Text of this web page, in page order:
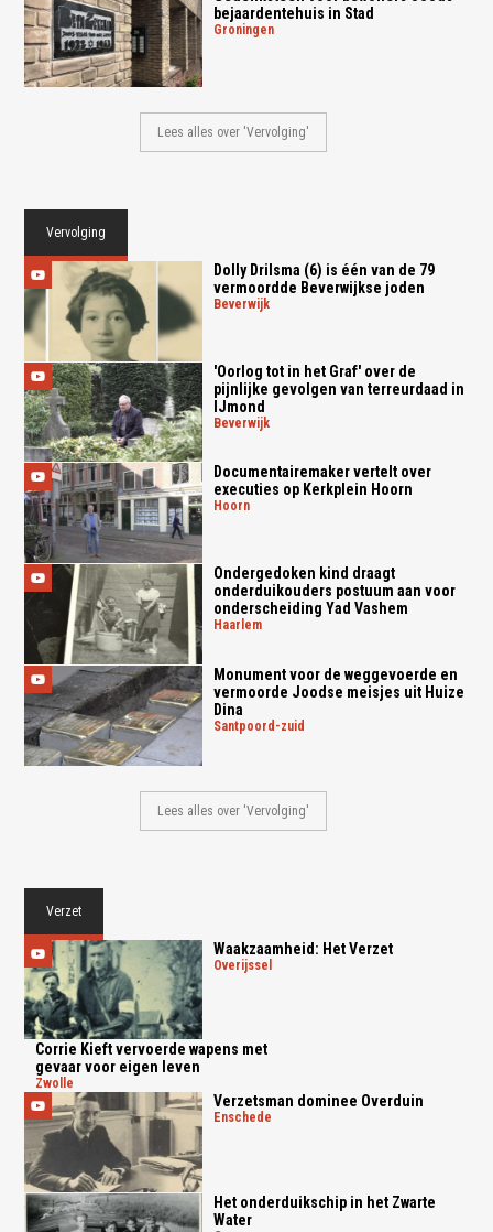
bejaardentehuis in Stad
groningen
Lees alles over 'Vervolging'
Vervolging
Dolly Drilsma (6) is één van de 79
vermoordde Beverwijkse joden
beverwijk
'Oorlog tot in het Graf' over de
pijnlijke gevolgen van terreurdaad in
IJmond
beverwijk
Documentairemaker vertelt over
executies op Kerkplein Hoorn
hoorn
Ondergedoken kind draagt
onderduikouders postuum aan voor
onderscheiding Yad Vashem
haarlem
Monument voor de weggevoerde en
vermoorde Joodse meisjes uit Huize
Dina
santpoord-zuid
Lees alles over 'Vervolging'
Verzet
Waakzaamheid: Het Verzet
overijssel
Corrie Kieft vervoerde wapens met
gevaar voor eigen leven
zwolle
Verzetsman dominee Overduin
enschede
Het onderduikschip in het Zwarte
Water